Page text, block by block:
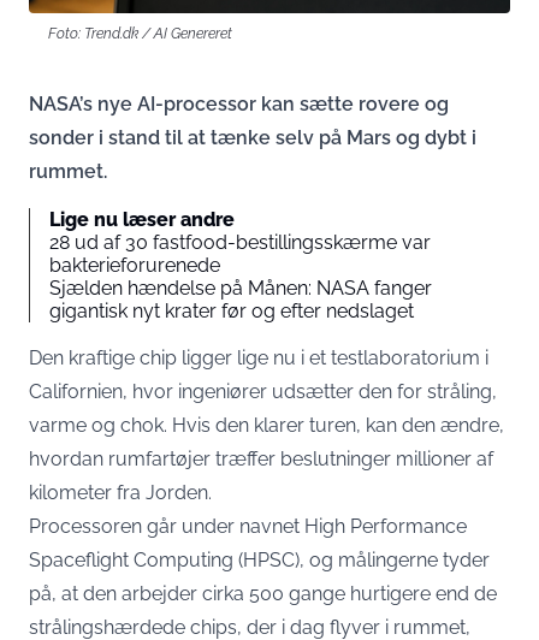
Foto: Trend.dk / AI Genereret
NASA’s nye AI-processor kan sætte rovere og
sonder i stand til at tænke selv på Mars og dybt i
rummet.
Lige nu læser andre
28 ud af 30 fastfood-bestillingsskærme var
bakterieforurenede
Sjælden hændelse på Månen: NASA fanger
gigantisk nyt krater før og efter nedslaget
Den kraftige chip ligger lige nu i et testlaboratorium i
Californien, hvor ingeniører udsætter den for stråling,
varme og chok. Hvis den klarer turen, kan den ændre,
hvordan rumfartøjer træffer beslutninger millioner af
kilometer fra Jorden.
Processoren går under navnet High Performance
Spaceflight Computing (HPSC), og målingerne tyder
på, at den arbejder cirka 500 gange hurtigere end de
strålingshærdede chips, der i dag flyver i rummet,